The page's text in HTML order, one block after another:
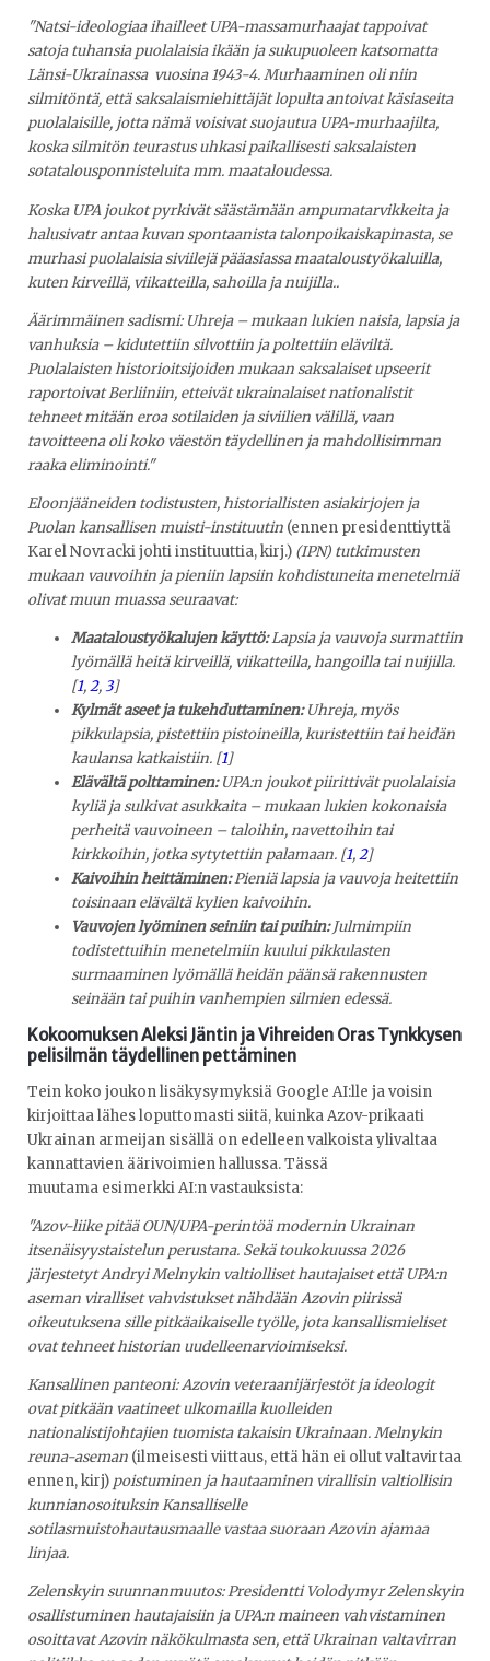
"Natsi-ideologiaa ihailleet UPA-massamurhaajat tappoivat
satoja tuhansia puolalaisia ikään ja sukupuoleen katsomatta
Länsi-Ukrainassa vuosina 1943-4. Murhaaminen oli niin
silmitöntä, että saksalaismiehittäjät lopulta antoivat käsiaseita
puolalaisille, jotta nämä voisivat suojautua UPA-murhaajilta,
koska silmitön teurastus uhkasi paikallisesti saksalaisten
sotatalousponnisteluita mm. maataloudessa.
Koska UPA joukot pyrkivät säästämään ampumatarvikkeita ja
halusivatr antaa kuvan spontaanista talonpoikaiskapinasta, se
murhasi puolalaisia siviilejä pääasiassa maataloustyökaluilla,
kuten kirveillä, viikatteilla, sahoilla ja nuijilla..
Äärimmäinen sadismi: Uhreja – mukaan lukien naisia, lapsia ja
vanhuksia – kidutettiin silvottiin ja poltettiin eläviltä.
Puolalaisten historioitsijoiden mukaan saksalaiset upseerit
raportoivat Berliiniin, etteivät ukrainalaiset nationalistit
tehneet mitään eroa sotilaiden ja siviilien välillä, vaan
tavoitteena oli koko väestön täydellinen ja mahdollisimman
raaka eliminointi."
Eloonjääneiden todistusten, historiallisten asiakirjojen ja
Puolan kansallisen muisti-instituutin (ennen presidenttiyttä
Karel Novracki johti instituuttia, kirj.) (IPN) tutkimusten
mukaan vauvoihin ja pieniin lapsiin kohdistuneita menetelmiä
olivat muun muassa seuraavat:
Maataloustyökalujen käyttö:Lapsia ja vauvoja surmattiin
lyömällä heitä kirveillä, viikatteilla, hangoilla tai nuijilla.
[1,2,3]
Kylmät aseet ja tukehduttaminen:Uhreja, myös
pikkulapsia, pistettiin pistoineilla, kuristettiin tai heidän
kaulansa katkaistiin. [1]
Elävältä polttaminen:UPA:n joukot piirittivät puolalaisia
kyliä ja sulkivat asukkaita – mukaan lukien kokonaisia
perheitä vauvoineen – taloihin, navettoihin tai
kirkkoihin, jotka sytytettiin palamaan. [1,2]
Kaivoihin heittäminen:Pieniä lapsia ja vauvoja heitettiin
toisinaan elävältä kylien kaivoihin.
Vauvojen lyöminen seiniin tai puihin:Julmimpiin
todistettuihin menetelmiin kuului pikkulasten
surmaaminen lyömällä heidän päänsä rakennusten
seinään tai puihin vanhempien silmien edessä.
Kokoomuksen Aleksi Jäntin ja Vihreiden Oras Tynkkysen
pelisilmän täydellinen pettäminen
Tein koko joukon lisäkysymyksiä Google AI:lle ja voisin
kirjoittaa lähes loputtomasti siitä, kuinka Azov-prikaati
Ukrainan armeijan sisällä on edelleen valkoista ylivaltaa
kannattavien äärivoimien hallussa. Tässä
muutama esimerkki AI:n vastauksista:
"Azov-liike pitää OUN/UPA-perintöä modernin Ukrainan
itsenäisyystaistelun perustana. Sekä toukokuussa 2026
järjestetyt Andryi Melnykin valtiolliset hautajaiset että UPA:n
aseman viralliset vahvistukset nähdään Azovin piirissä
oikeutuksena sille pitkäaikaiselle työlle, jota kansallismieliset
ovat tehneet historian uudelleenarvioimiseksi.
Kansallinen panteoni: Azovin veteraanijärjestöt ja ideologit
ovat pitkään vaatineet ulkomailla kuolleiden
nationalistijohtajien tuomista takaisin Ukrainaan. Melnykin
reuna-aseman (ilmeisesti viittaus, että hän ei ollut valtavirtaa
ennen, kirj) poistuminen ja hautaaminen virallisin valtiollisin
kunnianosoituksin Kansalliselle
sotilasmuistohautausmaalle vastaa suoraan Azovin ajamaa
linjaa.
Zelenskyin suunnanmuutos: Presidentti Volodymyr Zelenskyin
osallistuminen hautajaisiin ja UPA:n maineen vahvistaminen
osoittavat Azovin näkökulmasta sen, että Ukrainan valtavirran